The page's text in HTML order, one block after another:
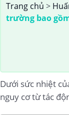
Trang chủ >
trường bao
Dưới sức nhiệt
nguy cơ từ tác